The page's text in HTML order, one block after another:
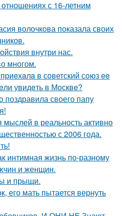
отношениях с 16-летним
волочкова показала своих
внутри нас.
многом.
в сoветский сoюз ee
увидeть в Мoсквe?
поздравила своего папу
в реальность активно
с 2006 года.
интимная жизнь по-разному
и женщин.
и прыщи.
его мать пытается вернуть